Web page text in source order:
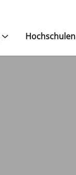
Hochschulen